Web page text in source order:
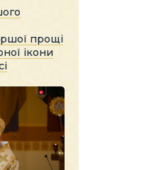
прощі
ікони